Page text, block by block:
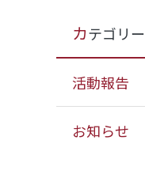
カテゴリー
活動報告
お知らせ